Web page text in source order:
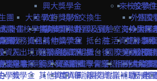
團
保
健
興大獎學金
政府獎學金
專案獎學金
其他獎學金
一般學
外國
大陸
雙聯學
外國
大陸
訊
訊
大陸學生
申請資訊
來校交換
外國交
申
課
交
大陸交
申
大陸在校學生
教務資訊
入出境資訊
親屬探親
獎學金
境外交換生
外國及實驗室交換生
抵台前
抵台後
學習華語
離校資訊
計畫
流程
資訊
獎學金
海外短期課程與活動
申請流程
活動資訊
海外實習計畫
申請資訊
海外國際
計畫
服務
申請
歷史
卡
抵台前
邀請函&工作證
簽證&居留證
其他資訊
生活資訊
交通資訊
相關連結
注意事項
學校
參與國際組織
EAIE
APAIE
國際獎助計畫
國外
歐洲聯
主辦國際會議
舉辦國際會議補助
國